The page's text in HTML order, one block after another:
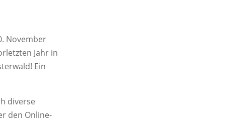
November
Jahr in
Ein
diverse
den Online-